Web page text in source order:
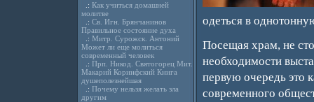
.: Как учиться домашней
молитве
.: Св. Игн. Брянчанинов
Правильное состояние духа
.: Митр. Сурожск. Антоний
Может ли еще молиться
современный человек
.: Прп. Никод. Святогорец Мит.
Макарий Коринфский Книга
душеполезнейшая
.: Почему нельзя желать зла
другим
одеться в
Посещая храм, не
необходимости
первую очередь это
современного